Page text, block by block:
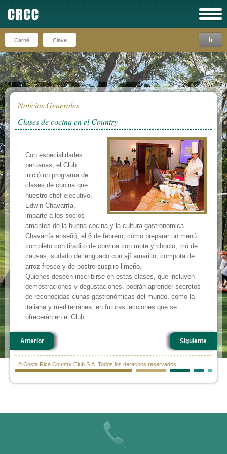
Recuérdeme
Ir
Noticias Generales
Clases de cocina en el Country
Con especialidades
peruanas, el Club
inició un programa de
clases de cocina que
nuestro chef ejecutivo,
Edwin Chavarría,
imparte a los socios
amantes de la buena cocina y la cultura gastronómica.
Chavarría enseñó, el 6 de febrero, cómo preparar un menú
completo con tiradito de corvina con mote y choclo, trió de
causas, sudado de lenguado con ají amarillo, compota de
arroz fresco y de postre suspiro limeño.
Quienes deseen inscribirse en estas clases, que incluyen
demostraciones y degustaciones, podrán aprender secretos
de reconocidas cunas gastronómicas del mundo, como la
italiana y mediterránea, en futuras lecciones que se
ofrecerán en el Club.
Anterior Siguiente
© Costa Rica Country Club S.A. Todos los derechos reservados.